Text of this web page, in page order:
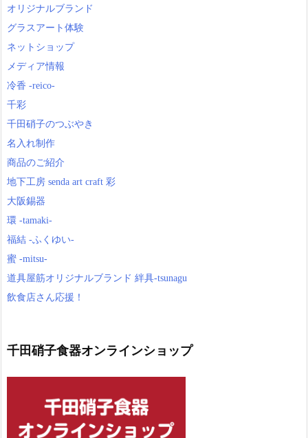
オリジナルブランド
グラスアート体験
ネットショップ
メディア情報
冷香 -reico-
千彩
千田硝子のつぶやき
名入れ制作
商品のご紹介
地下工房 senda art craft 彩
大阪錫器
環 -tamaki-
福結 -ふくゆい-
蜜 -mitsu-
道具屋筋オリジナルブランド 絆具-tsunagu
飲食店さん応援！
千田硝子食器オンラインショップ